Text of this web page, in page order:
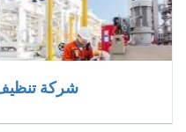
شركة